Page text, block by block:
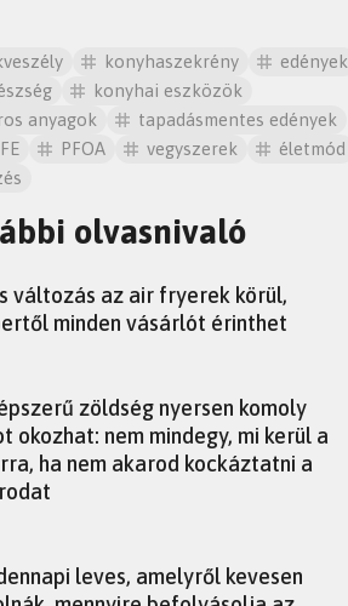
konyhaszekrény
edények
konyhai eszközök
anyagok
tapadásmentes edények
PFOA vegyszerek
életmód
olvasnivaló
változás az air fryerek körül,
minden vásárlót érinthet
zöldség nyersen komoly
okozhat: nem mindegy, mi kerül a
ha nem akarod kockáztatni a
leves, amelyről kevesen